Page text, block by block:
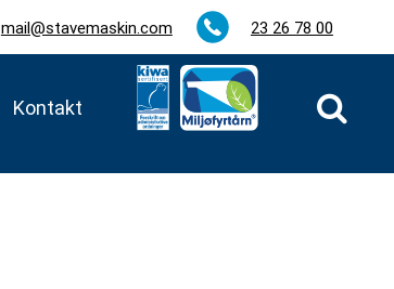
mail@stavemaskin.com 23 26 78 00
Kontakt